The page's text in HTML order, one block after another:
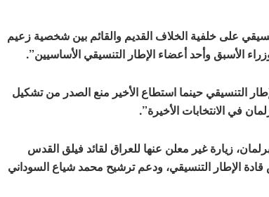
على خلفية الخلاف القديم والقائم بين شخصية زعيم
الأسبق وأحد أعضاء الإطار التنسيقي الأساسيين”.
التنسيقي حينما استطاع الأخير منع الصدر من تشكيل
في الانتخابات الأخيرة”.
زيارة غير معلن عنها للعراق لقائد فيلق القدس
الإطار التنسيقي، ودعم ترشيح محمد شياع السوداني